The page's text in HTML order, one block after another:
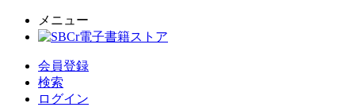
メニュー
会員登録
検索
ログイン